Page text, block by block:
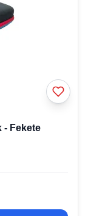
- Fekete